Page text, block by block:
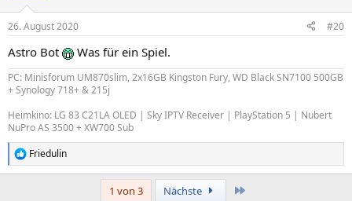
e
:
26. August 2020 #20
Astro Bot Was für ein Spiel.
PC: Minisforum UM870slim, 2x16GB Kingston Fury, WD Black SN7100 500GB
+ Synology 718+ & 215j
Heimkino: LG 83 C21LA OLED | Sky IPTV Receiver | PlayStation 5 | Nubert
NuPro AS 3500 + XW700 Sub
R
e
Friedulin
1 von 3 Nächste